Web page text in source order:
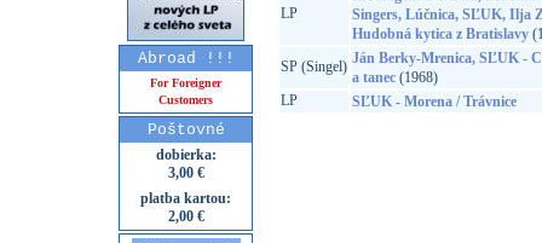
Abroad !!!
For Foreigner
Customers
Poštovné
dobierka:
3,00 €
platba kartou:
2,00 €
LP
Singers, Lúčnica, SĽUK, Ilja
Hudobná kytica z Bratislavy
SP (Singel) Ján Berky-Mrenica, SĽUK -
a tanec(1968)
LP
SĽUK - Morena / Trávnice